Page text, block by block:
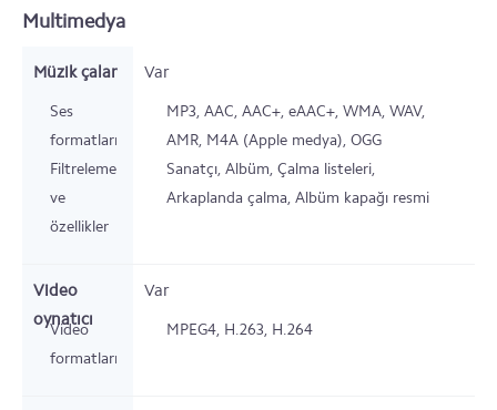
Multimedya
Müzik çalar Var
Ses
formatları
MP3, AAC, AAC+, eAAC+, WMA, WAV,
AMR, M4A (Apple medya), OGG
Filtreleme
ve
özellikler
Sanatçı, Albüm, Çalma listeleri,
Arkaplanda çalma, Albüm kapağı resmi
Video
oynatıcı
Var
Video
formatları
MPEG4, H.263, H.264